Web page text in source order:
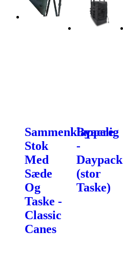
Sammenklappelig
Stok
Med
Sæde
Og
Taske -
Classic
Canes
Byacre
-
Daypack
(stor
Taske)